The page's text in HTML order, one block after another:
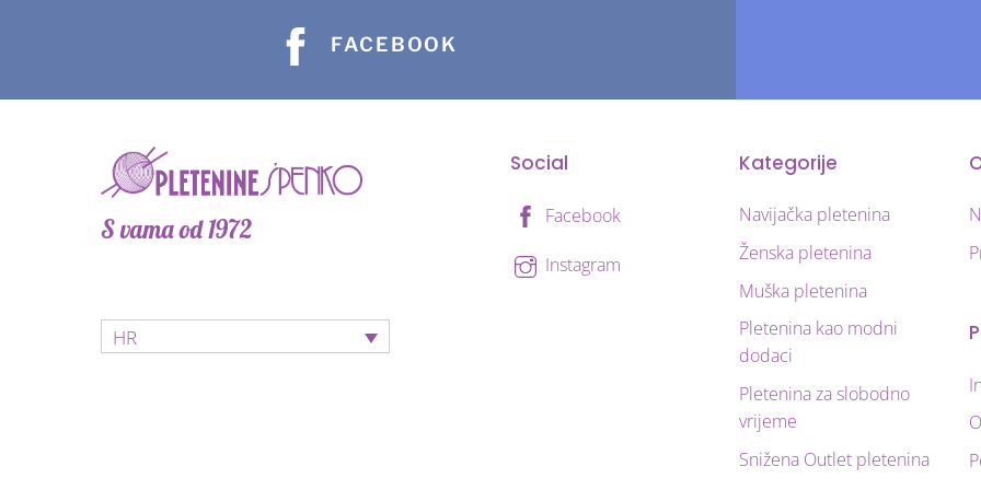
na
proizvoda
FACEBOOK
S vama od 1972
HR
Social
Facebook
Instagram
Kategorije
Navijačka pletenina
Ženska pletenina
Muška pletenina
Pletenina kao modni
dodaci
Pletenina za slobodno
vrijeme
Snižena Outlet pletenina